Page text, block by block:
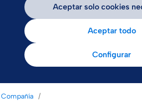
Compañía
Aceptar solo cookies
Aceptar todo
Configurar